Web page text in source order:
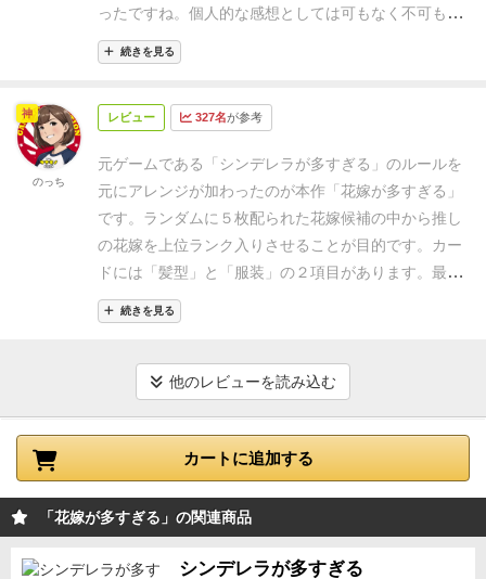
うと思ったら… 「私この子がいい〜！」 「じゃあ私は
この子ね♪」
そーゆーゲームじゃねぇ！」
（笑）◾️自分の推しの子の花嫁度を上げよう！
枚の中からランダムに５枚を持ち、残ったカードの子
の花嫁ランクが高いほどポイントが入る、というルー
ルです。 ちなみにプレイヤーの立場は主人公の周囲の
友人・知人で、優柔不断な主人公に対して《誰がオス
スメか》《どんな子はふさわしくないか》を吹き込む
役柄なんですねー。
実行するかが難しい内容となっています。
内容を公開して出す《ささやき》カードには《花嫁は
ショートカットではない》とか《花嫁は制服ではな
するかどうかを判定していきます。（判定方法は割愛
ね）これを続けることで、《花嫁》になれる条件がど
んどんキツくなっていくわけですね。
ったですね。 個人的な感想としては可もなく不可もな
く。原作ファンなので購入しようか迷っていたけど買
わなくてよかったかも。ぶっちゃけそこまでおもしろ
ど、値段とコスパを考えるとね…。コレクターズアイ
のでラウンドもすぐ終わるけど リプレイ制は高くない
気がする。
続きを見る
レビュー 327名が参考
元ゲームである「シンデレラが多すぎる」のルールを
元にアレンジが加わったのが本作「花嫁が多すぎる」
です。 ランダムに５枚配られた花嫁候補の中から推し
の花嫁を上位ランク入りさせることが目的です。
カー
ドには「髪型」と「服装」の２項目があります。 最終
的に２枚の花嫁候補での勝負になります。
項目の条件を消したり条件を残したりと
「変装」カードで他プレイヤーを欺くことも可
す。自分が推している花嫁を否定する「ささやき」が
数少ない自分のカードを切ってもいいもの
いくか・・・悩ましい展開になります。
す。その点、初心者様、お子様にもお薦め☆
続きを見る
神
のっち
他のレビューを読み込む
カートに追加する
「花嫁が多すぎる」の関連商品
シンデレラが多すぎる